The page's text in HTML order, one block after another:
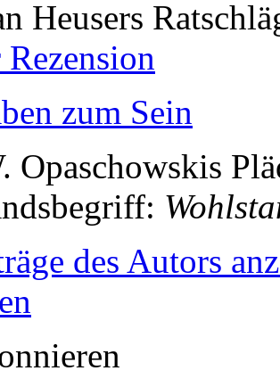
Heusers
Rezension
zum Sein
Opaschowskis
des Autors